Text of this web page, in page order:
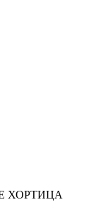
ХОРТИЦА